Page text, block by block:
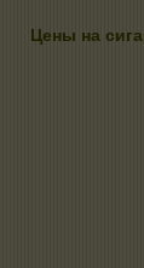
Цены на